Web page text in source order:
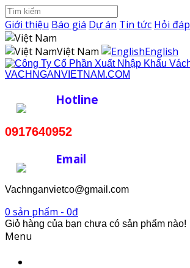
Giới thiệu Báo giá Dự án Tin tức Hỏi đáp
Việt Nam
English
Hotline
0917640952
Email
Vachnganvietco@gmail.com
0 sản phẩm - 0đ
Giỏ hàng của bạn chưa có sản phẩm nào!
Menu